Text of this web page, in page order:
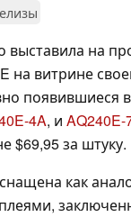
выставила на
на витрине
появившиеся
4A, и AQ240E-
$69,95 за штуку.
как